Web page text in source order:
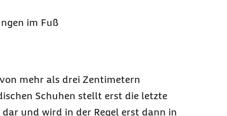
im Fuß
mehr als drei Zentimetern
Schuhen stellt erst die letzte
und wird in der Regel erst dann in